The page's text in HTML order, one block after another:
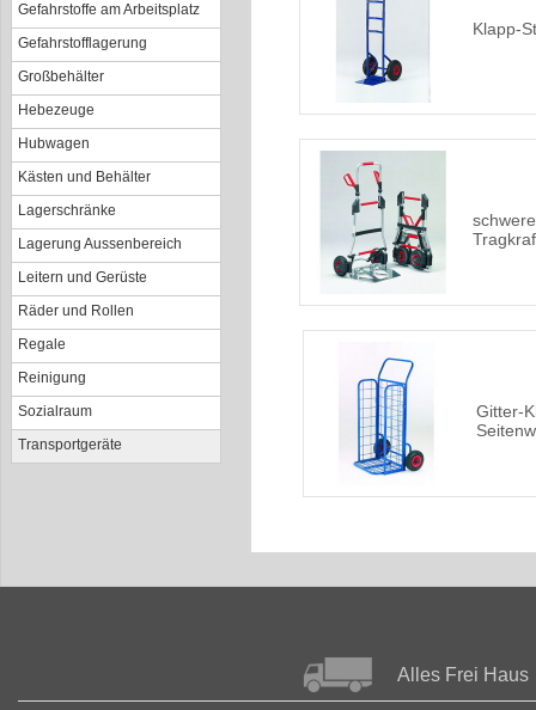
Gefahrstoffe am Arbeitsplatz
Gefahrstofflagerung
Großbehälter
Hebezeuge
Hubwagen
Kästen und Behälter
Lagerschränke
Lagerung Aussenbereich
Leitern und Gerüste
Räder und Rollen
Regale
Reinigung
Sozialraum
Transportgeräte
Klapp-
Gitter-
Alles Frei Haus